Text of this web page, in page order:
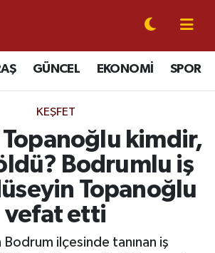
GÜNCEL EKONOMİ SPOR
KEŞFET
Topanoğlu kimdir,
Bodrumlu iş
Topanoğlu
vefat etti
Bodrum ilçesinde tanınan iş
Nöbetçi Eczaneler
Hava Durumu
Namaz Vakitleri
Trafik Yoğunluk Haritası
Durumu ve Fikstür